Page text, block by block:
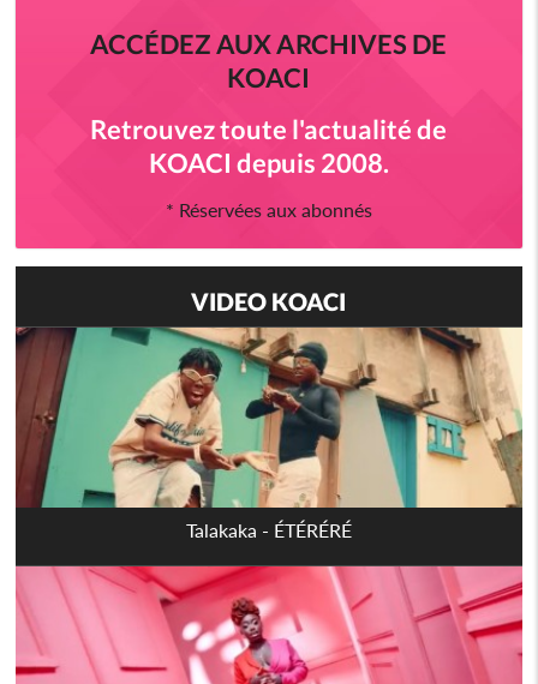
ACCÉDEZ AUX ARCHIVES DE
KOACI
Retrouvez toute l'actualité de
KOACI depuis 2008.
* Réservées aux abonnés
VIDEO KOACI
Talakaka - ÉTÉRÉRÉ